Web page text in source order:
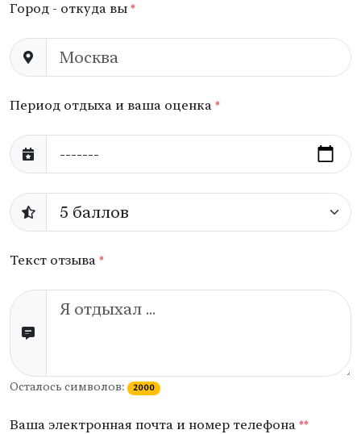
Город - откуда вы *
Период отдыха и ваша оценка *
Текст отзыва *
Осталось символов: 2000
Ваша электронная почта и номер телефона **